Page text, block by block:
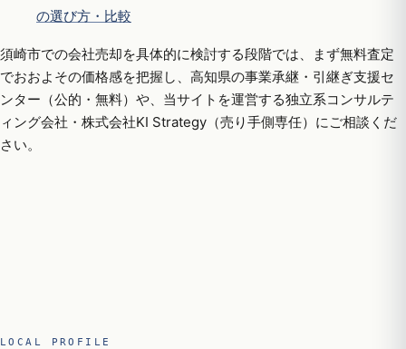
の選び方・比較
須崎市での会社売却を具体的に検討する段階では、まず無料査定
でおおよその価格感を把握し、高知県の事業承継・引継ぎ支援セ
ンター（公的・無料）や、当サイトを運営する独立系コンサルテ
ィング会社・株式会社KI Strategy（売り手側専任）にご相談くだ
さい。
LOCAL PROFILE